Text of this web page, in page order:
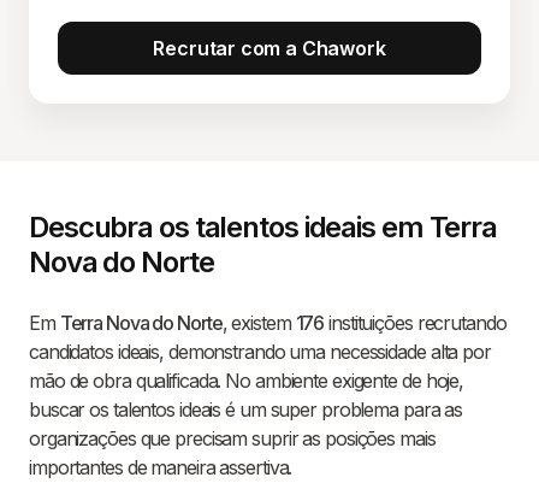
Recrutar com a Chawork
Descubra os talentos ideais em Terra
Nova do Norte
Em Terra Nova do Norte, existem 176 instituições recrutando
candidatos ideais, demonstrando uma necessidade alta por
mão de obra qualificada. No ambiente exigente de hoje,
buscar os talentos ideais é um super problema para as
organizações que precisam suprir as posições mais
importantes de maneira assertiva.